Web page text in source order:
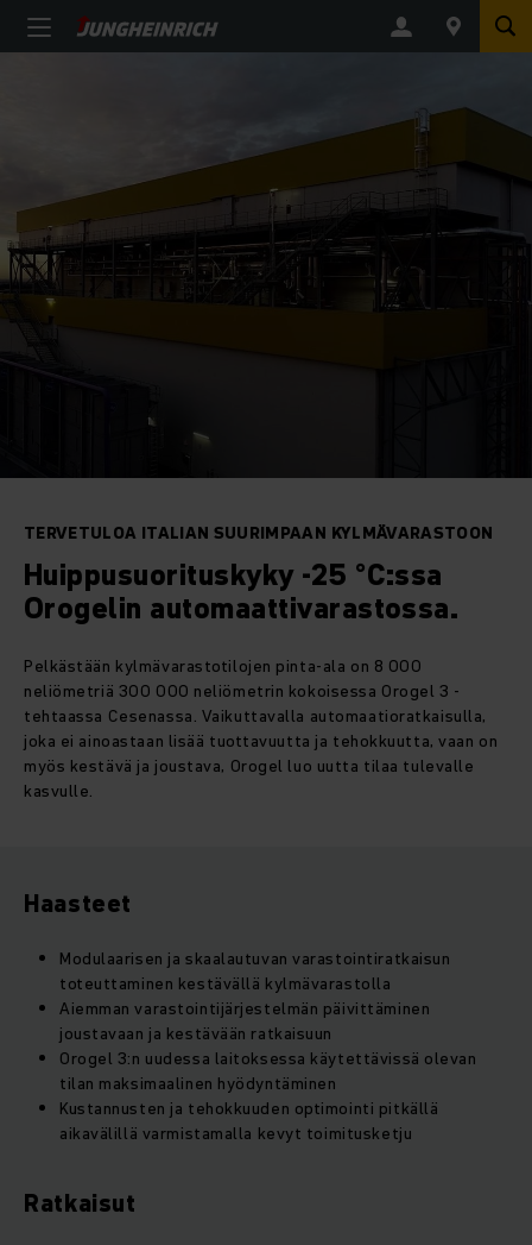
TERVETULOA ITALIAN SUURIMPAAN KYLMÄVARASTOON
Huippusuorituskyky -25 °C:ssa
Orogelin automaattivarastossa.
Pelkästään kylmävarastotilojen pinta-ala on 8 000
neliömetriä 300 000 neliömetrin kokoisessa Orogel 3 -
tehtaassa Cesenassa. Vaikuttavalla automaatioratkaisulla,
joka ei ainoastaan lisää tuottavuutta ja tehokkuutta, vaan on
myös kestävä ja joustava, Orogel luo uutta tilaa tulevalle
kasvulle.
Haasteet
Modulaarisen ja skaalautuvan varastointiratkaisun
toteuttaminen kestävällä kylmävarastolla
Aiemman varastointijärjestelmän päivittäminen
joustavaan ja kestävään ratkaisuun
Orogel 3:n uudessa laitoksessa käytettävissä olevan
tilan maksimaalinen hyödyntäminen
Kustannusten ja tehokkuuden optimointi pitkällä
aikavälillä varmistamalla kevyt toimitusketju
Ratkaisut